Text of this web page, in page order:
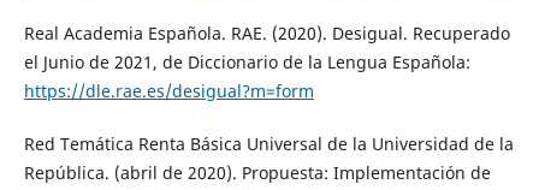
Real Academia Española. RAE. (2020). Desigual. Recuperado
el Junio de 2021, de Diccionario de la Lengua Española:
https://dle.rae.es/desigual?m=form
Red Temática Renta Básica Universal de la Universidad de la
República. (abril de 2020). Propuesta: Implementación de